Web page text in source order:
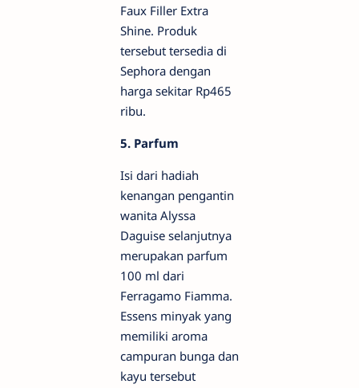
Faux Filler Extra
Shine. Produk
tersebut tersedia di
Sephora dengan
harga sekitar Rp465
ribu.
5. Parfum
Isi dari hadiah
kenangan pengantin
wanita Alyssa
Daguise selanjutnya
merupakan parfum
100 ml dari
Ferragamo Fiamma.
Essens minyak yang
memiliki aroma
campuran bunga dan
kayu tersebut